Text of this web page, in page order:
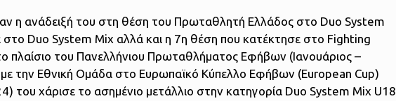
η ανάδειξή του στη θέση του Πρωταθλητή Ελλάδος στο Duo System
Duo System Mix αλλά και η 7η θέση που κατέκτησε στο Fighting
του Πανελλήνιου Πρωταθλήματος Εφήβων (Ιανουάριος –
την Εθνική Ομάδα στο Ευρωπαϊκό Κύπελλο Εφήβων (European Cup)
του χάρισε το ασημένιο μετάλλιο στην κατηγορία Duo System Mix U18